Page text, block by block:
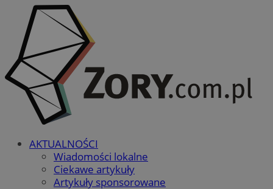
AKTUALNOŚCI
Wiadomości lokalne
Ciekawe artykuły
Artykuły sponsorowane